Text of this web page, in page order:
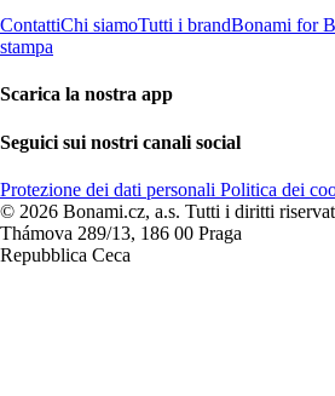
ContattiChi siamoTutti i brandBonami for
stampa
Scarica la nostra app
Seguici sui nostri canali social
Protezione dei dati personali Politica dei
© 2026 Bonami.cz, a.s. Tutti i diritti
Thámova 289/13, 186 00 Praga
Repubblica Ceca